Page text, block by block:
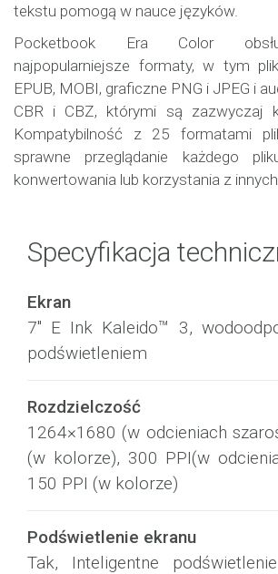
tekstu pomogą w nauce języków.
Pocketbook Era Color
najpopularniejsze formaty, w tym
EPUB, MOBI, graficzne PNG i JPEG i
CBR i CBZ, którymi są zazwyczaj
Kompatybilność z 25 formatami
sprawne przeglądanie każdego
konwertowania lub korzystania z
Specyfikacja
Ekran
7" E Ink Kaleido™ 3,
podświetleniem
Rozdzielczość
1264×1680 (w odcieniach
(w kolorze), 300 PPI(w
150 PPI (w kolorze)
Podświetlenie ekranu
Tak, Inteligentne